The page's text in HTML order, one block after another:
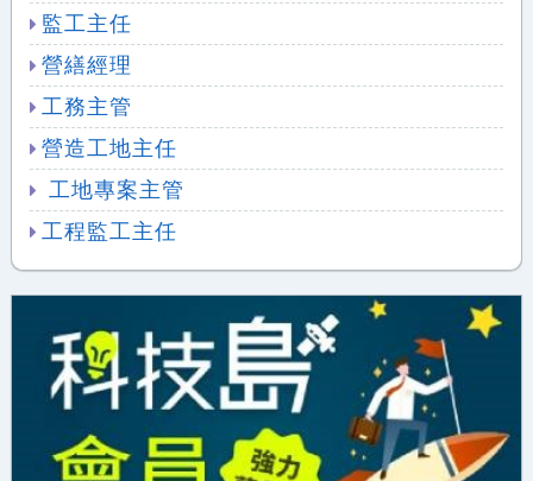
監工主任
營繕經理
工務主管
營造工地主任
工地專案主管
工程監工主任